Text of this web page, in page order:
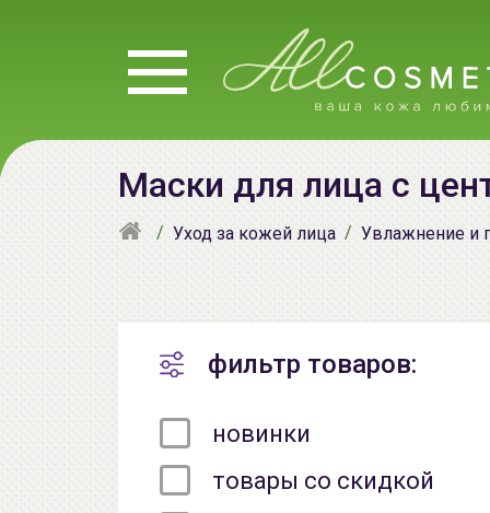
Маски для лица с
Уход за кожей лица Увлажнение и
фильтр товаров:
новинки
товары со скидкой